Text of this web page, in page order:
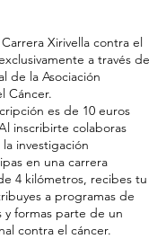
Xirivella contra el
a través de
de la Asociación
Cáncer.
es de 10 euros
inscribirte colaboras
investigación
en una carrera
4 kilómetros, recibes tu
a programas de
y formas parte de un
contra el cáncer.